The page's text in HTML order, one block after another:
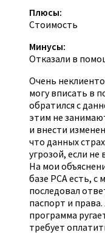
Плюсы:
Стоимость
Минусы:
Отказали в
Очень
могу вписать в
обратился с
этим не
и внести
что данных
угрозой, если не
На мои
базе РСА есть, с
последовал
паспорт и
программа
требует